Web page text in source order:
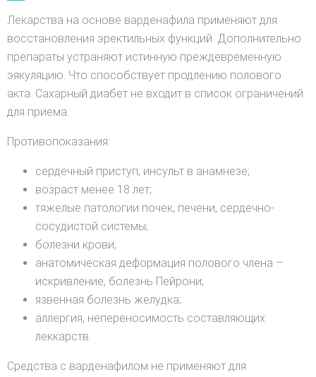
Лекарства на основе варденафила применяют для
восстановления эректильных функций. Дополнительно
препараты устраняют истинную преждевременную
эякуляцию. Что способствует продлению полового
акта. Сахарный диабет не входит в список ограничений
для приема.
Противопоказания:
сердечный приступ, инсульт в анамнезе;
возраст менее 18 лет;
тяжелые патологии почек, печени, сердечно-
сосудистой системы;
болезни крови;
анатомическая деформация полового члена –
искривление, болезнь Пейрони;
язвенная болезнь желудка;
аллергия, непереносимость составляющих
леккарств.
Средства с варденафилом не применяют для